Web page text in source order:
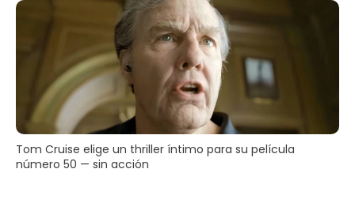
Tom Cruise elige un thriller íntimo para su película
número 50 — sin acción